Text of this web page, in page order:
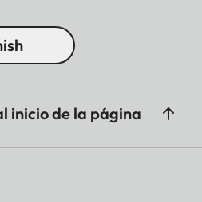
inicio de la página